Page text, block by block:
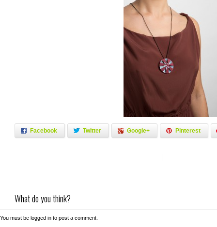
Facebook Twitter Google+ Pinterest
What do you think?
You must be logged in to post a comment.